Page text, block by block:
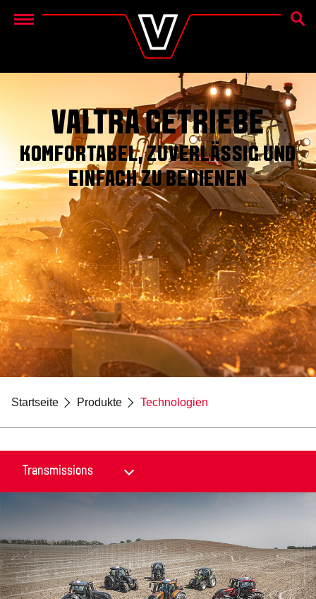
Menu
VALTRA GETRIEBE
KOMFORTABEL, ZUVERLÄSSIG UND
EINFACH ZU BEDIENEN
Startseite Produkte Technologien